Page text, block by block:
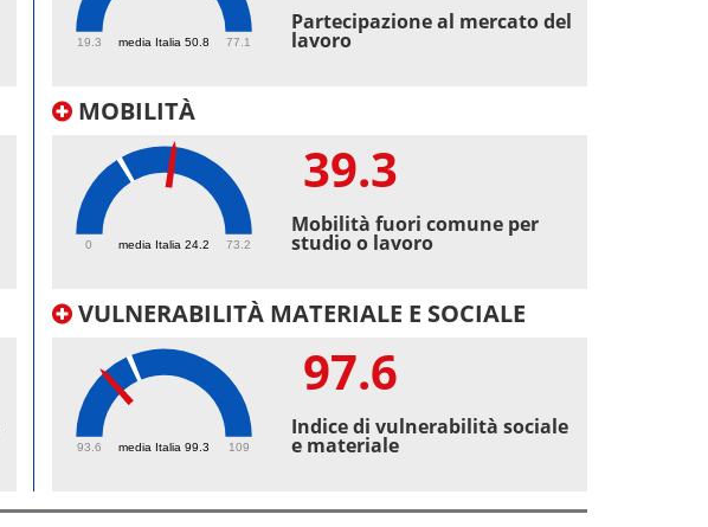
media Italia 50.8
19.3 77.1
Partecipazione al mercato del
lavoro
MOBILITÀ
media Italia 24.2
0 73.2
39.3
Mobilità fuori comune per
studio o lavoro
VULNERABILITÀ MATERIALE E SOCIALE
media Italia 99.3
93.6 109
97.6
Indice di vulnerabilità sociale
e materiale